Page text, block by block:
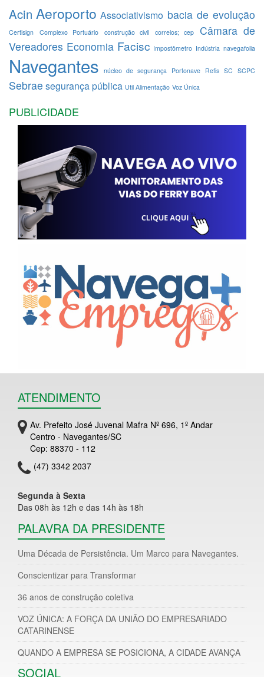
Acin Aeroporto Associativismo bacia de evolução
Certisign Complexo Portuário construção civil correios; cep
Câmara de
Vereadores Economia Facisc Impostômetro Indústria navegafolia
Navegantes núcleo de segurança Portonave Refis SC SCPC
Sebrae segurança pública Util Alimentação Voz Única
PUBLICIDADE
ATENDIMENTO
Av. Prefeito José Juvenal Mafra Nº 696, 1º Andar
Centro - Navegantes/SC
Cep: 88370 - 112
(47) 3342 2037
Segunda à Sexta
Das 08h às 12h e das 14h às 18h
PALAVRA DA PRESIDENTE
Uma Década de Persistência. Um Marco para Navegantes.
Conscientizar para Transformar
36 anos de construção coletiva
VOZ ÚNICA: A FORÇA DA UNIÃO DO EMPRESARIADO
CATARINENSE
QUANDO A EMPRESA SE POSICIONA, A CIDADE AVANÇA
SOCIAL